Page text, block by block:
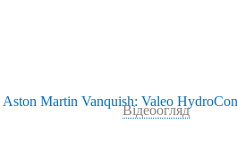
Відеоогляд